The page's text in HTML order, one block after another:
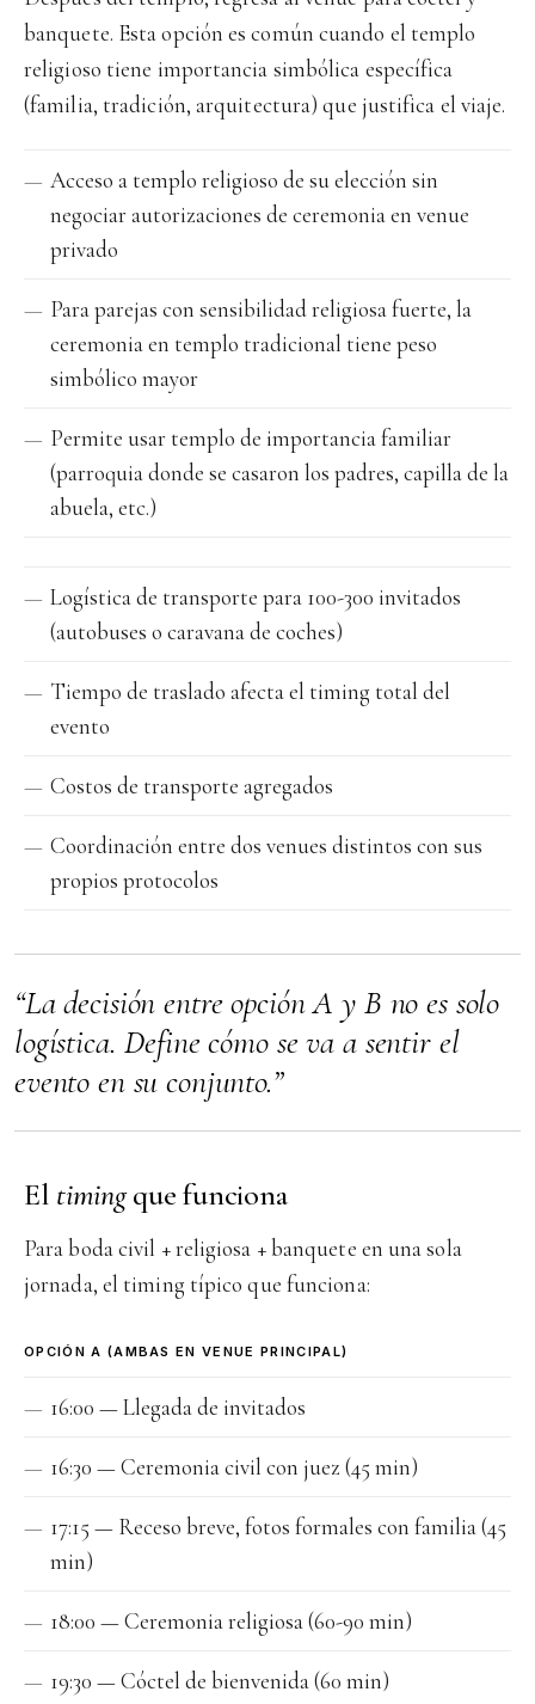
banquete. Esta opción es común cuando el templo
religioso tiene importancia simbólica específica
(familia, tradición, arquitectura) que justifica el viaje.
Acceso a templo religioso de su elección sin
negociar autorizaciones de ceremonia en venue
privado
Para parejas con sensibilidad religiosa fuerte, la
ceremonia en templo tradicional tiene peso
simbólico mayor
Permite usar templo de importancia familiar
(parroquia donde se casaron los padres, capilla de la
abuela, etc.)
Logística de transporte para 100-300 invitados
(autobuses o caravana de coches)
Tiempo de traslado afecta el timing total del
evento
Costos de transporte agregados
Coordinación entre dos venues distintos con sus
propios protocolos
“La decisión entre opción A y B no es solo
logística. Define cómo se va a sentir el
evento en su conjunto.”
El timingque funciona
Para boda civil + religiosa + banquete en una sola
jornada, el timing típico que funciona:
OPCIÓN A (AMBAS EN VENUE PRINCIPAL)
16:00 — Llegada de invitados
16:30 — Ceremonia civil con juez (45 min)
17:15 — Receso breve, fotos formales con familia (45
min)
18:00 — Ceremonia religiosa (60-90 min)
19:30 — Cóctel de bienvenida (60 min)